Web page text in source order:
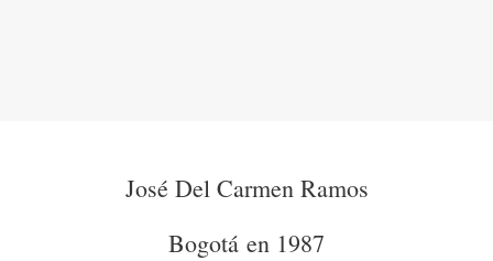
José Del Carmen Ramos
Bogotá en 1987